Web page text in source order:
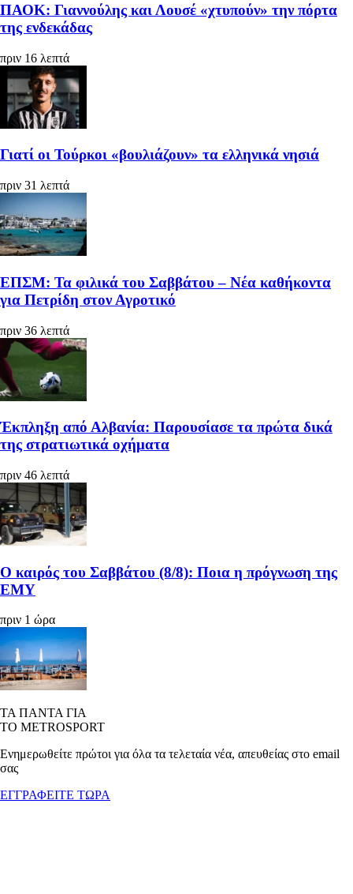
ΠΑΟΚ: Γιαννούλης και Λουσέ «χτυπούν» την πόρτα
της ενδεκάδας
πριν 16 λεπτά
Γιατί οι Τούρκοι «βουλιάζουν» τα ελληνικά νησιά
πριν 31 λεπτά
ΕΠΣΜ: Τα φιλικά του Σαββάτου – Νέα καθήκοντα
για Πετρίδη στον Αγροτικό
πριν 36 λεπτά
Έκπληξη από Αλβανία: Παρουσίασε τα πρώτα δικά
της στρατιωτικά οχήματα
πριν 46 λεπτά
Ο καιρός του Σαββάτου (8/8): Ποια η πρόγνωση της
ΕΜΥ
πριν 1 ώρα
ΤΑ ΠΑΝΤΑ ΓΙΑ
ΤΟ METROSPORT
Ενημερωθείτε πρώτοι για όλα τα τελεταία νέα, απευθείας στο email
σας
ΕΓΓΡΑΦΕΙΤΕ ΤΩΡΑ